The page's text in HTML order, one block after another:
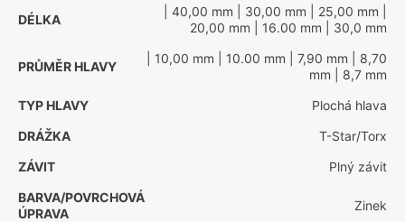
DÉLKA
| 40,00 mm | 30,00 mm | 25,00 mm
20,00 mm | 16.00 mm | 30,0 mm
PRŮMĚR HLAVY
| 10,00 mm | 10.00 mm | 7,90 mm | 8,70
mm | 8,7 mm
TYP HLAVY
Plochá hlava
DRÁŽKA
T-Star/Torx
ZÁVIT
Plný závit
BARVA/POVRCHOVÁ
ÚPRAVA
Zinek